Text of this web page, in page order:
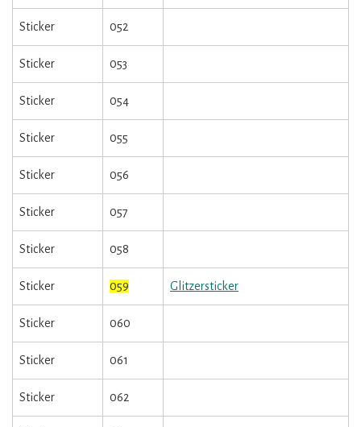
Sticker 052
Sticker 053
Sticker 054
Sticker 055
Sticker 056
Sticker 057
Sticker 058
Sticker 059 Glitzersticker
Sticker 060
Sticker 061
Sticker 062